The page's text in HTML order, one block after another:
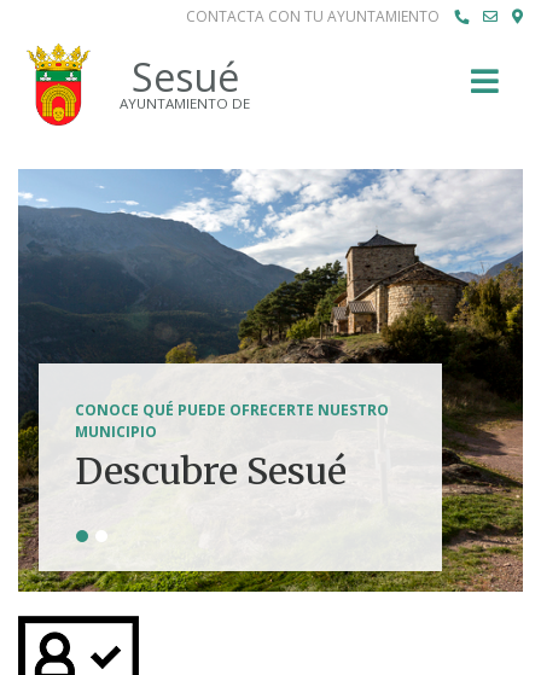
CONTACTA CON TU AYUNTAMIENTO
Sesué
AYUNTAMIENTO DE
CONOCE QUÉ PUEDE OFRECERTE NUESTRO
MUNICIPIO
Descubre Sesué
Tierra de
aventuras